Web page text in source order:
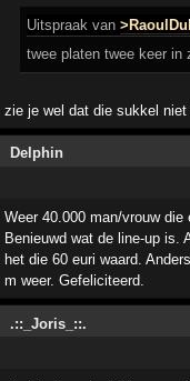
Uitspraak van
twee platen twee keer in
zie je wel dat die sukkel niet
Delphin
Weer 40.000 man/vrouw
Benieuwd wat de line-up is.
het die 60 euri waard.
m weer. Gefeliciteerd.
.::_Joris_::.